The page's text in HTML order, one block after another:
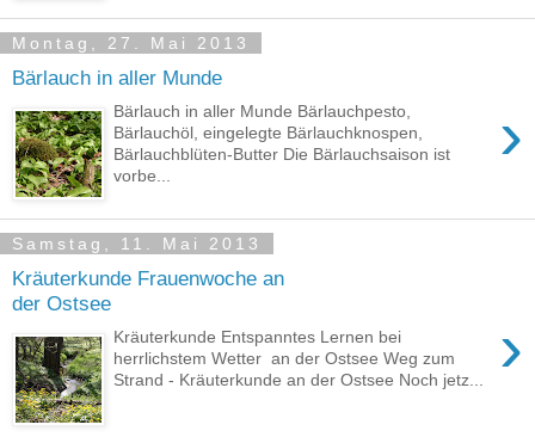
Montag, 27. Mai 2013
Bärlauch in aller Munde
›
Bärlauch in aller Munde Bärlauchpesto,
Bärlauchöl, eingelegte Bärlauchknospen,
Bärlauchblüten-Butter Die Bärlauchsaison ist
vorbe...
Samstag, 11. Mai 2013
Kräuterkunde Frauenwoche an
der Ostsee
›
Kräuterkunde Entspanntes Lernen bei
herrlichstem Wetter an der Ostsee Weg zum
Strand - Kräuterkunde an der Ostsee Noch jetz...